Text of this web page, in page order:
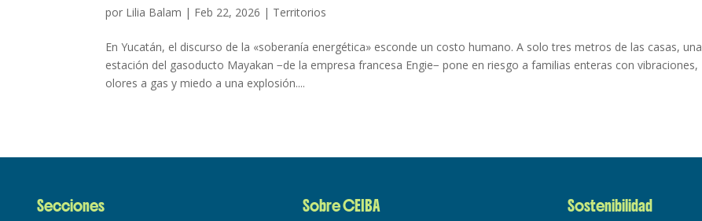
por Lilia Balam | Feb 22, 2026 | Territorios
En Yucatán, el discurso de la «soberanía energética» esconde un costo humano. A solo tres metros de las casas, una
estación del gasoducto Mayakan −de la empresa francesa Engie− pone en riesgo a familias enteras con vibraciones,
olores a gas y miedo a una explosión....
Secciones Sobre CEIBA Sostenibilidad